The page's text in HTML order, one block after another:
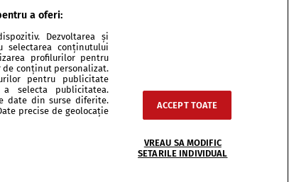
Echipa Contact Sitemap
a oferi:
Dezvoltarea și
selectarea conținutului
profilurilor pentru
conținut personalizat.
pentru publicitate
selecta publicitatea.
date din surse diferite.
precise de geolocație
ACCEPT TOATE
VREAU SA MODIFIC
SETARILE INDIVIDUAL